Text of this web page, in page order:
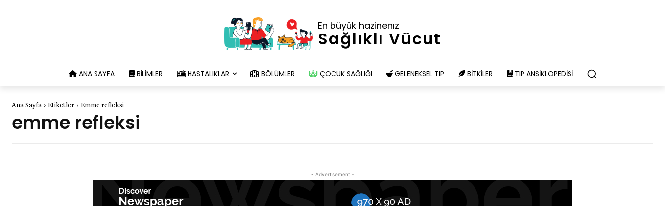
En büyük hazinenız
Sağlıklı Vücut
ANA SAYFA BILIMLER HASTALIKLAR BÖLÜMLER ÇOCUK SAĞLIĞI GELENEKSEL TIP BITKILER TIP ANSIKLOPEDISI
Ana Sayfa Etiketler Emme refleksi
emme refleksi
- Advertisement -